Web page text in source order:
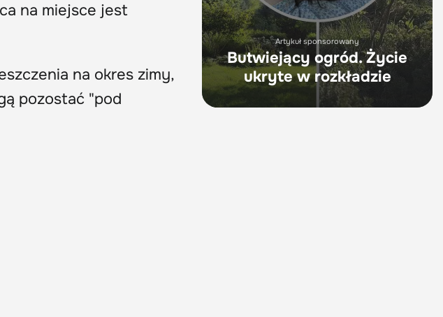
na miejsce jest
na okres zimy,
pozostać "pod
Artykuł sponsorowany
Butwiejący ogród. Życie
ukryte w rozkładzie